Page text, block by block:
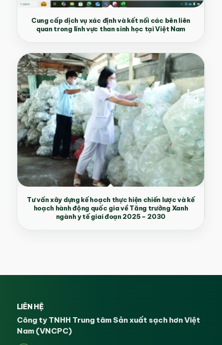
Cung cấp dịch vụ xác định và kết nối các bên liên
quan trong lĩnh vực than sinh học tại Việt Nam
Tư vấn xây dựng kế hoạch thực hiện chiến lược và kế
hoạch hành động quốc gia về Tăng trưởng Xanh
ngành y tế giai đoạn 2025 – 2030
LIÊN HỆ
Công ty TNHH Trung tâm Sản xuất sạch hơn Việt
Nam (VNCPC)